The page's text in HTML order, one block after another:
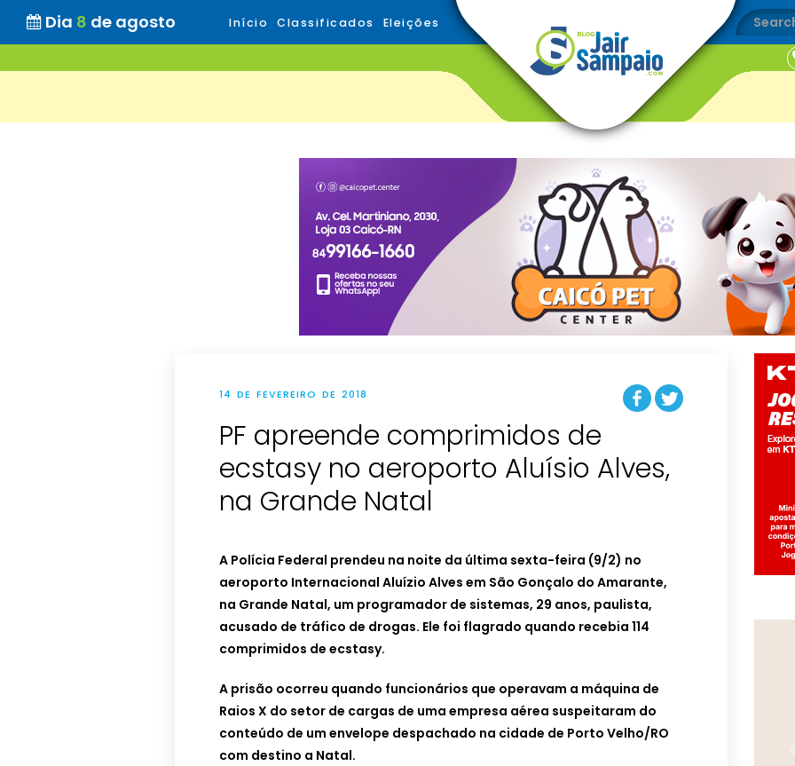
Dia 8 de agosto Início Classificados Eleições
14 DE FEVEREIRO DE 2018
PF apreende comprimidos de
ecstasy no aeroporto Aluísio Alves,
na Grande Natal
A Polícia Federal prendeu na noite da última sexta-feira (9/2) no
aeroporto Internacional Aluízio Alves em São Gonçalo do Amarante,
na Grande Natal, um programador de sistemas, 29 anos, paulista,
acusado de tráfico de drogas. Ele foi flagrado quando recebia 114
comprimidos de ecstasy.
A prisão ocorreu quando funcionários que operavam a máquina de
Raios X do setor de cargas de uma empresa aérea suspeitaram do
conteúdo de um envelope despachado na cidade de Porto Velho/RO
com destino a Natal.